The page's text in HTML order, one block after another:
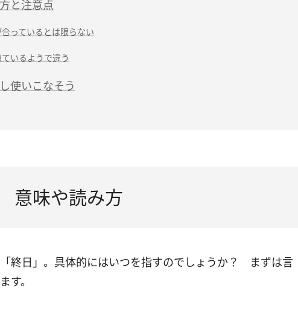
と注意点
っているとは限らない
ているようで違う
使いこなそう
意味や読み方
終日」。具体的にはいつを指すのでしょうか？ まずは言
す。